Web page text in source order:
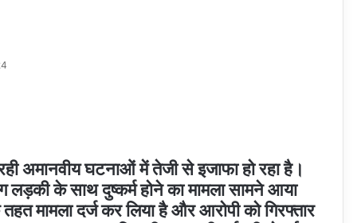
अमानवीय घटनाओं में तेजी से इजाफा हो रहा है।
लड़की के साथ दुष्कर्म होने का मामला सामने आया
मामला दर्ज कर लिया है और आरोपी को गिरफ्तार